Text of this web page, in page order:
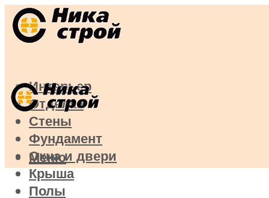
Интерьер
Отделка
Стены
Фундамент
Окна и двери
Крыша
Полы
Меню